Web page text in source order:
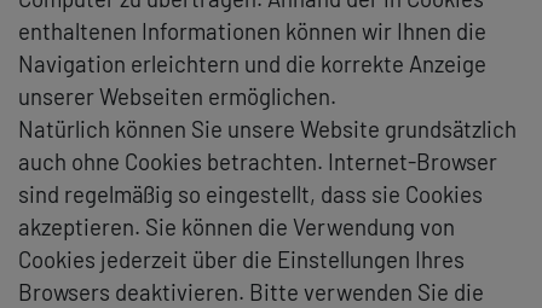
enthaltenen Informationen können wir Ihnen die
Navigation erleichtern und die korrekte Anzeige
unserer Webseiten ermöglichen.
Natürlich können Sie unsere Website grundsätzlich
auch ohne Cookies betrachten. Internet-Browser
sind regelmäßig so eingestellt, dass sie Cookies
akzeptieren. Sie können die Verwendung von
Cookies jederzeit über die Einstellungen Ihres
Browsers deaktivieren. Bitte verwenden Sie die